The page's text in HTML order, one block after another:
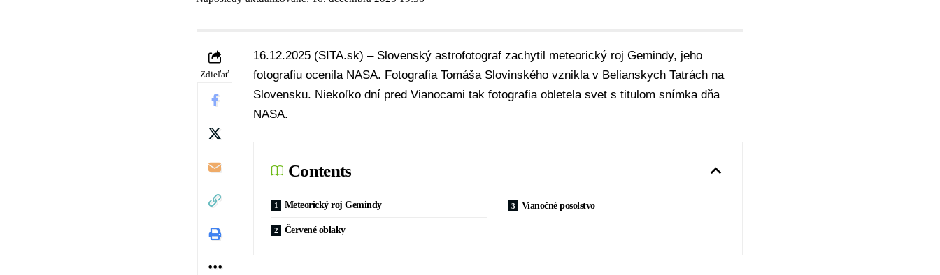
Zdieľať
16.12.2025 (SITA.sk) – Slovenský astrofotograf zachytil meteorický roj Gemindy, jeho
fotografiu ocenila NASA. Fotografia Tomáša Slovinského vznikla v Belianskych Tatrách na
Slovensku. Niekoľko dní pred Vianocami tak fotografia obletela svet s titulom snímka dňa
NASA.
Contents
Meteorický roj Gemindy
Červené oblaky
Vianočné posolstvo